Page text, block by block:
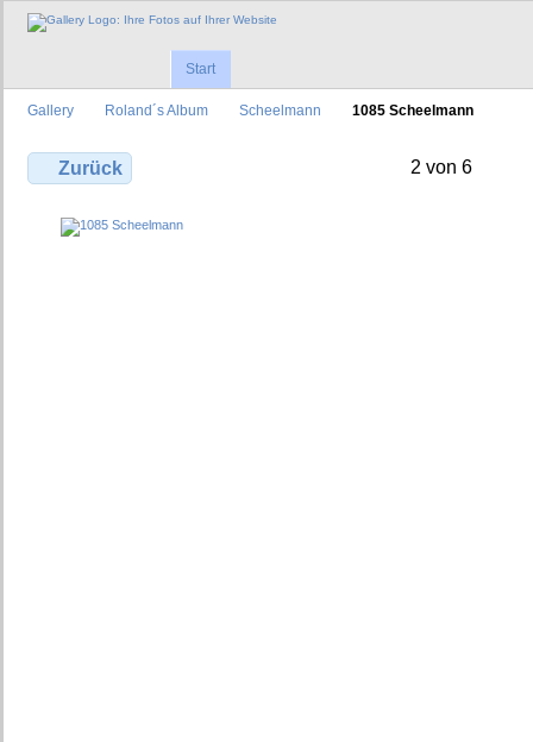
Start
Gallery Roland´s Album Scheelmann 1085 Scheelmann
Zurück 2 von 6